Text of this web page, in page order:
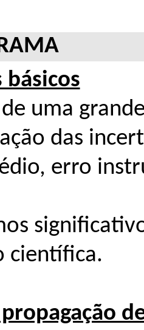
básicos
uma
das
erro
científica.